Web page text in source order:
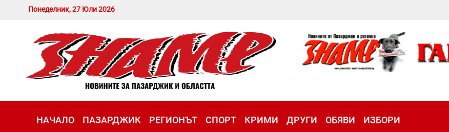
Понеделник, 27 Юли 2026
НАЧАЛО ПАЗАРДЖИК РЕГИОНЪТ СПОРТ КРИМИ ДРУГИ ОБЯВИ ИЗБОРИ